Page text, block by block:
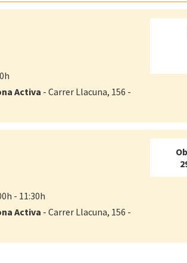
Activa - Carrer Llacuna, 156 -
- 11:30h
Activa - Carrer Llacuna, 156 -